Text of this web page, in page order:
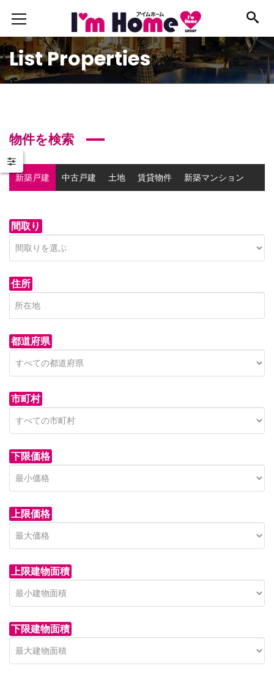
List Properties
物件を検索
新築戸建 中古戸建 土地 賃貸物件 新築マンション
間取り
住所
都道府県
市町村
下限価格
上限価格
上限建物面積
下限建物面積
青木新築分譲住宅
on call
セン
850